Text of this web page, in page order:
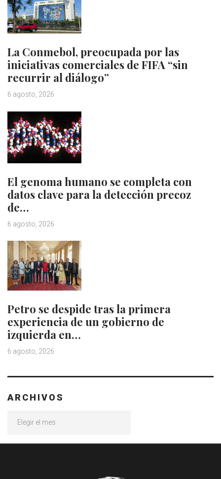
La Conmebol, preocupada por las
iniciativas comerciales de FIFA “sin
recurrir al diálogo”
6 agosto, 2026
El genoma humano se completa con
datos clave para la detección precoz
de…
6 agosto, 2026
Petro se despide tras la primera
experiencia de un gobierno de
izquierda en…
6 agosto, 2026
ARCHIVOS